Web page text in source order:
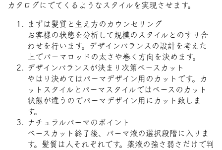
カタログにでてくるようなスタイルを実現させます。
まずは髪質と生え方のカウンセリング
お客様の状態を分析して規模のスタイルとのすり合
わせを行います。デザインバランスの設計を考えた
上でパーマロッドの太さや巻く方向を決めます。
デザインバランスが決まり次第ベースカット
やはり決めてはパーマデザイン用のカットです。カ
ットスタイルとパーマスタイルではベースのカット
状態が違うのでパーマデザイン用にカット致しま
す。
ナチュラルパーマのポイント
ベースカット終了後、パーマ液の選択段階に入りま
す。髪質は人それぞれです。薬液の強さ弱さだけで判